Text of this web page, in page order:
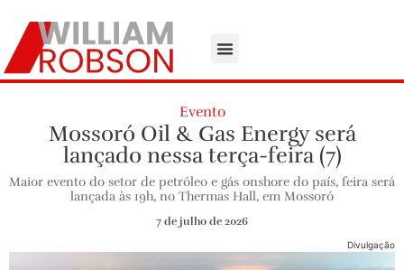
Evento
Mossoró Oil & Gas Energy será
lançado nessa terça-feira (7)
Maior evento do setor de petróleo e gás onshore do país, feira será
lançada às 19h, no Thermas Hall, em Mossoró
7 de julho de 2026
Divulgação